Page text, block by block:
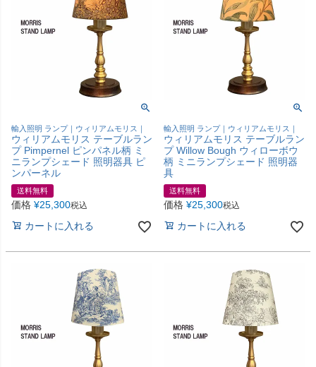
輸入照明 ランプ｜ウィリアムモリス｜
ウィリアムモリス テーブルラン
プ Pimpernel ピンパネル柄 ミ
ニランプシェード 照明器具 ピ
ンパーネル
送料無料
価格 ¥25,300税込
カートに入れる
輸入照明 ランプ｜ウィリアムモリス｜
ウィリアムモリス テーブルラン
プ Willow Bough ウィローボウ
柄 ミニランプシェード 照明器
具
送料無料
価格 ¥25,300税込
カートに入れる